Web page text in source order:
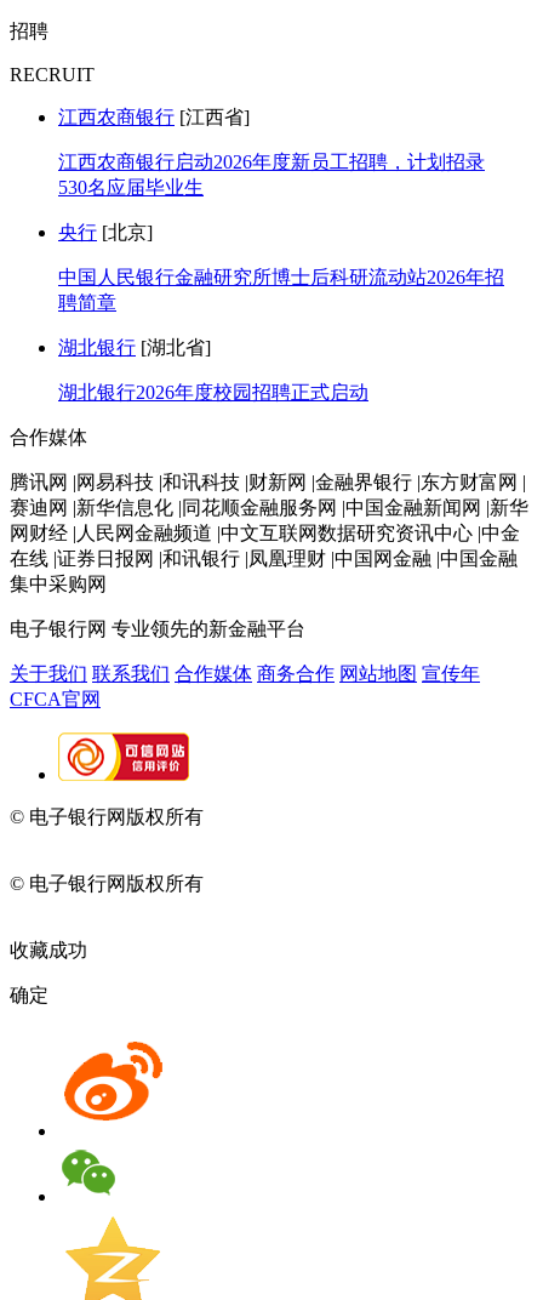
招聘
RECRUIT
江西农商银行 [江西省]
江西农商银行启动2026年度新员工招聘，计划招录
530名应届毕业生
央行 [北京]
中国人民银行金融研究所博士后科研流动站2026年招
聘简章
湖北银行 [湖北省]
湖北银行2026年度校园招聘正式启动
合作媒体
腾讯网 |网易科技 |和讯科技 |财新网 |金融界银行 |东方财富网 |
赛迪网 |新华信息化 |同花顺金融服务网 |中国金融新闻网 |新华
网财经 |人民网金融频道 |中文互联网数据研究资讯中心 |中金
在线 |证券日报网 |和讯银行 |凤凰理财 |中国网金融 |中国金融
集中采购网
电子银行网 专业领先的新金融平台
关于我们 联系我们 合作媒体 商务合作 网站地图 宣传年
CFCA官网
© 电子银行网版权所有
© 电子银行网版权所有
收藏成功
确定